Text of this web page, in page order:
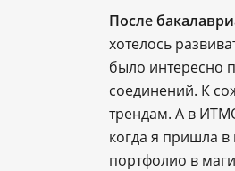
После
хотелось
было интересно
соединений. К
трендам. А в
когда я пришла в
портфолио в